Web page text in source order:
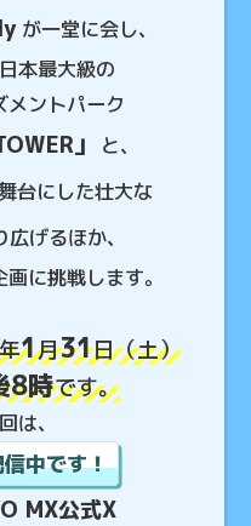
が一堂に会し、
本最大級の
メントパーク
」 と、
台にした壮大な
広げるほか、
に挑戦します。
1月31日（土）
8時です。
は、
中です！
MX公式X